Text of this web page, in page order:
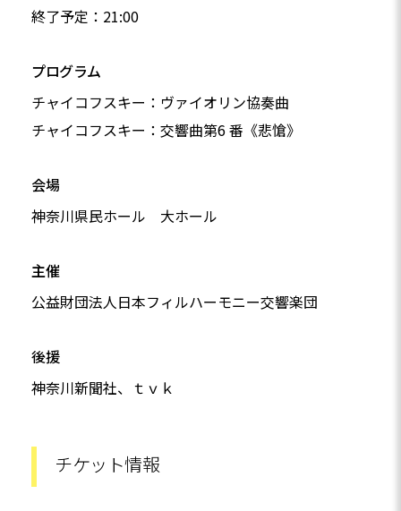
終了予定：21:00
プログラム
チャイコフスキー：ヴァイオリン協奏曲
チャイコフスキー：交響曲第6 番《悲愴》
会場
神奈川県民ホール 大ホール
主催
公益財団法人日本フィルハーモニー交響楽団
後援
神奈川新聞社、ｔｖｋ
チケット情報